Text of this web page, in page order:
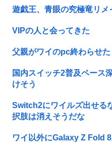
遊戯王、青眼の究極竜リメ
VIPの人と会ってきた
父親がワイのpc終わらせた
国内スイッチ2普及ペース
けそう
Switch2にワイルズ出せる
択肢は消えそうだな
ワイ以外にGalaxy Z Fold